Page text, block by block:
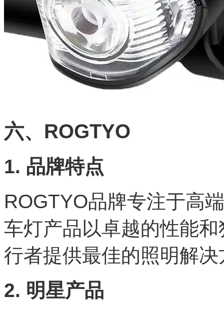
六、ROGTYO
1. 品牌特点
ROGTYO品牌专注于高
车灯产品以卓越的性能
行者提供最佳的照明解决
2. 明星产品